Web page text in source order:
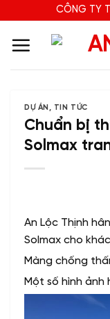
nội
CÔNG TY
DỰ ÁN , TIN TỨC
Chuẩn bị
Solmax
An Lộc Thịnh
Solmax cho
Màng chống
Một số hình ảnh